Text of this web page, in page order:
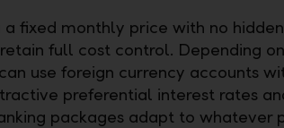
fixed monthly price with no
full cost control. Depending
use foreign currency accounts
preferential interest rates
packages adapt to whatever